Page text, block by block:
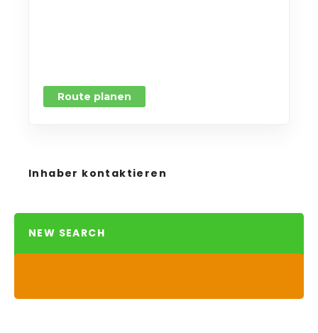
Route planen
Inhaber kontaktieren
NEW SEARCH